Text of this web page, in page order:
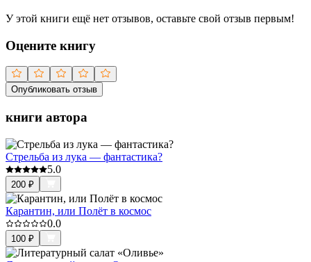
У этой книги ещё нет отзывов, оставьте свой отзыв первым!
Оцените книгу
Опубликовать отзыв
книги автора
Стрельба из лука — фантастика?
5.0
200 ₽
Карантин, или Полёт в космос
0.0
100 ₽